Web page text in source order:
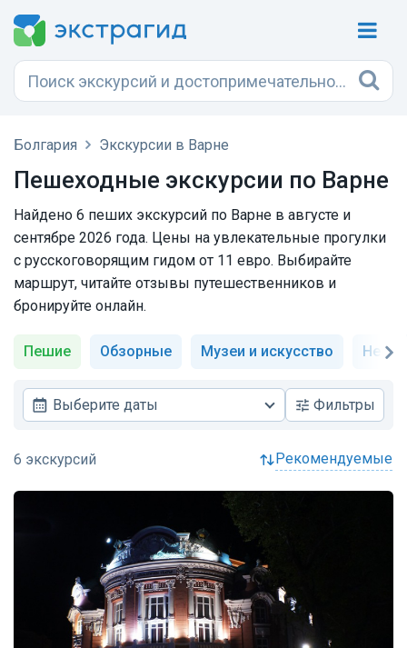
Болгария Экскурсии в Варне
Пешеходные экскурсии по Варне
Найдено 6 пеших экскурсий по Варне в августе и
сентябре 2026 года. Цены на увлекательные прогулки
с русскоговорящим гидом от 11 евро. Выбирайте
маршрут, читайте отзывы путешественников и
бронируйте онлайн.
Пешие Обзорные Музеи и искусство
Выберите даты Фильтры
рекомендуемые